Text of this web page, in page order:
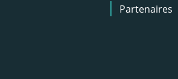
Menu
Partenaires